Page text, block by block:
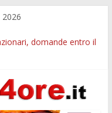
domande entro il
fermata Busitalia e
osservare davvero